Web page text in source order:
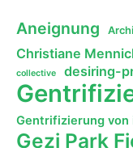
Aneignung
Christiane
collective desiring-
Gentrifizierung von
Gezi Park